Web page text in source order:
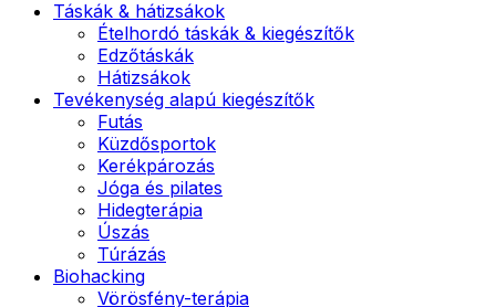
Táskák & hátizsákok
Ételhordó táskák & kiegészítők
Edzőtáskák
Hátizsákok
Tevékenység alapú kiegészítők
Futás
Küzdősportok
Kerékpározás
Jóga és pilates
Hidegterápia
Úszás
Túrázás
Biohacking
Vörösfény-terápia